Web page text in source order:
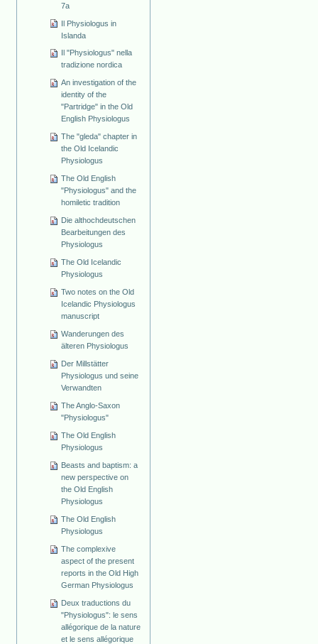
7a
Il Physiologus in
Islanda
Il "Physiologus" nella
tradizione nordica
An investigation of the
identity of the
"Partridge" in the Old
English Physiologus
The "gleda" chapter in
the Old Icelandic
Physiologus
The Old English
"Physiologus" and the
homiletic tradition
Die althochdeutschen
Bearbeitungen des
Physiologus
The Old Icelandic
Physiologus
Two notes on the Old
Icelandic Physiologus
manuscript
Wanderungen des
älteren Physiologus
Der Millstätter
Physiologus und seine
Verwandten
The Anglo-Saxon
"Physiologus"
The Old English
Physiologus
Beasts and baptism: a
new perspective on
the Old English
Physiologus
The Old English
Physiologus
The complexive
aspect of the present
reports in the Old High
German Physiologus
Deux traductions du
"Physiologus": le sens
allégorique de la nature
et le sens allégorique